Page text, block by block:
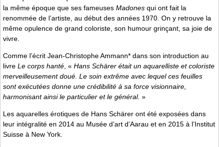
la même époque que ses fameuses Madones qui ont fait la
renommée de l’artiste, au début des années 1970. On y retrouve la
même opulence de grand coloriste, son humour grinçant, sa joie de
vivre.
Comme l’écrit Jean-Christophe Ammann* dans son introduction au
livre Le corps hanté , « Hans Schärer était un aquarelliste et coloriste
merveilleusement doué. Le soin extrême avec lequel ces feuilles
sont exécutées donne une crédibilité à sa force visionnaire,
harmonisant ainsi le particulier et le général. »
Les aquarelles érotiques de Hans Schärer ont été exposées dans
leur intégralité en 2014 au Musée d’art d’Aarau et en 2015 à l’Institut
Suisse à New York.